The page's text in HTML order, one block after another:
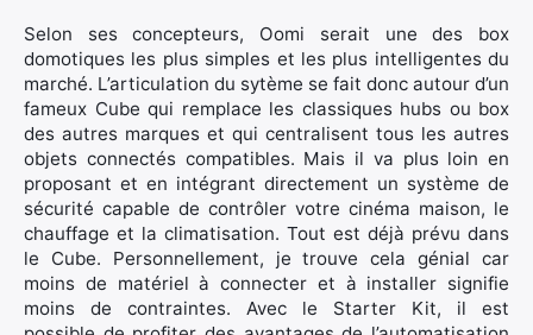
Selon ses concepteurs, Oomi serait une des box
domotiques les plus simples et les plus intelligentes du
marché. L’articulation du sytème se fait donc autour d’un
fameux Cube qui remplace les classiques hubs ou box
des autres marques et qui centralisent tous les autres
objets connectés compatibles. Mais il va plus loin en
proposant et en intégrant directement un système de
sécurité capable de contrôler votre cinéma maison, le
chauffage et la climatisation. Tout est déjà prévu dans
le Cube. Personnellement, je trouve cela génial car
moins de matériel à connecter et à installer signifie
moins de contraintes. Avec le Starter Kit, il est